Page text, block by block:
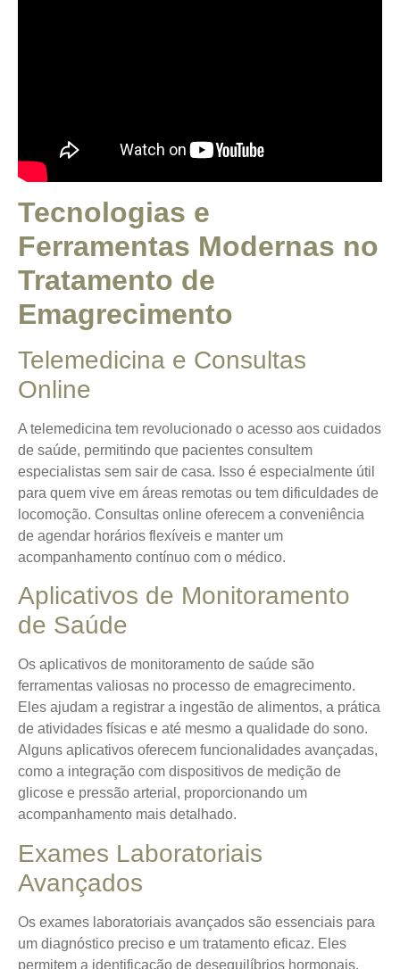
Tecnologias e
Ferramentas Modernas no
Tratamento de
Emagrecimento
Telemedicina e Consultas
Online
A telemedicina tem revolucionado o acesso aos cuidados
de saúde, permitindo que pacientes consultem
especialistas sem sair de casa. Isso é especialmente útil
para quem vive em áreas remotas ou tem dificuldades de
locomoção. Consultas online oferecem a conveniência
de agendar horários flexíveis e manter um
acompanhamento contínuo com o médico.
Aplicativos de Monitoramento
de Saúde
Os aplicativos de monitoramento de saúde são
ferramentas valiosas no processo de emagrecimento.
Eles ajudam a registrar a ingestão de alimentos, a prática
de atividades físicas e até mesmo a qualidade do sono.
Alguns aplicativos oferecem funcionalidades avançadas,
como a integração com dispositivos de medição de
glicose e pressão arterial, proporcionando um
acompanhamento mais detalhado.
Exames Laboratoriais
Avançados
Os exames laboratoriais avançados são essenciais para
um diagnóstico preciso e um tratamento eficaz. Eles
permitem a identificação de desequilíbrios hormonais,